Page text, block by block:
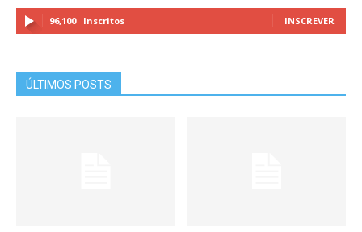
96,100 Inscritos INSCREVER
ÚLTIMOS POSTS